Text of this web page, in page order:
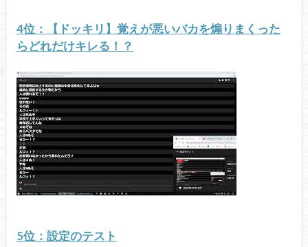
4位：【ドッキリ】覚えが悪いバカを煽りまくった
らどれだけキレる！？
5位：設定のテスト